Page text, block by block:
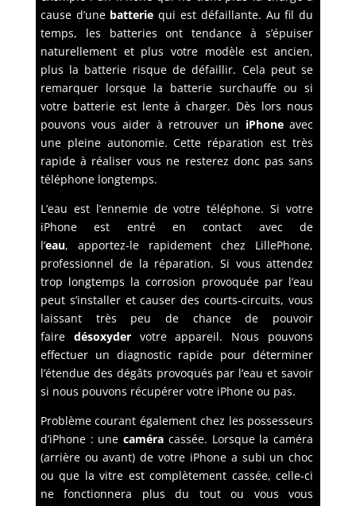
cause d’une batterie qui est défaillante. Au fil du
temps, les batteries ont tendance à s’épuiser
naturellement et plus votre modèle est ancien,
plus la batterie risque de défaillir. Cela peut se
remarquer lorsque la batterie surchauffe ou si
votre batterie est lente à charger. Dès lors nous
pouvons vous aider à retrouver un iPhoneavec
une pleine autonomie. Cette réparation est très
rapide à réaliser vous ne resterez donc pas sans
téléphone longtemps.
L’eau est l’ennemie de votre téléphone. Si votre
iPhone est entré en contact avec de
l’eau, apportez-le rapidement chez LillePhone,
professionnel de la réparation. Si vous attendez
trop longtemps la corrosion provoquée par l’eau
peut s’installer et causer des courts-circuits, vous
laissant très peu de chance de pouvoir
fairedésoxydervotre appareil. Nous pouvons
effectuer un diagnostic rapide pour déterminer
l’étendue des dégâts provoqués par l’eau et savoir
si nous pouvons récupérer votre iPhone ou pas.
Problème courant également chez les possesseurs
d’iPhone : unecaméra cassée. Lorsque la caméra
(arrière ou avant) de votre iPhone a subi un choc
ou que la vitre est complètement cassée, celle-ci
ne fonctionnera plus du tout ou vous vous